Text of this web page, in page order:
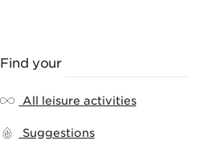
Find your
All leisure activities
Suggestions